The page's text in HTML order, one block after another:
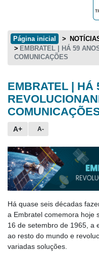
Página inicial
EMBRATEL | HÁ 59
COMUNICAÇÕES
Conteúdo principal
EMBRATEL | HÁ
A+ A-
Há quase seis décadas
a Embratel comemora hoje
16 de setembro de 1965, a
ao resto do mundo e
variadas soluções.